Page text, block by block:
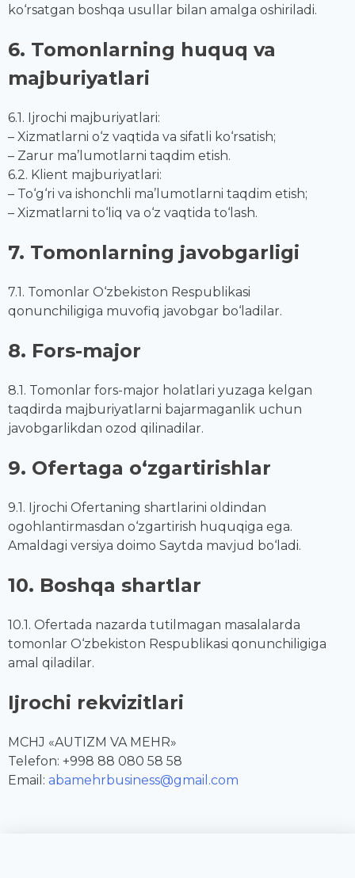
ko‘rsatgan boshqa usullar bilan amalga oshiriladi.
6. Tomonlarning huquq va
majburiyatlari
6.1. Ijrochi majburiyatlari:
– Xizmatlarni o‘z vaqtida va sifatli ko‘rsatish;
– Zarur ma’lumotlarni taqdim etish.
6.2. Klient majburiyatlari:
– To‘g‘ri va ishonchli ma’lumotlarni taqdim etish;
– Xizmatlarni to‘liq va o‘z vaqtida to‘lash.
7. Tomonlarning javobgarligi
7.1. Tomonlar O‘zbekiston Respublikasi
qonunchiligiga muvofiq javobgar bo‘ladilar.
8. Fors-major
8.1. Tomonlar fors-major holatlari yuzaga kelgan
taqdirda majburiyatlarni bajarmaganlik uchun
javobgarlikdan ozod qilinadilar.
9. Ofertaga o‘zgartirishlar
9.1. Ijrochi Ofertaning shartlarini oldindan
ogohlantirmasdan o‘zgartirish huquqiga ega.
Amaldagi versiya doimo Saytda mavjud bo‘ladi.
10. Boshqa shartlar
10.1. Ofertada nazarda tutilmagan masalalarda
tomonlar O‘zbekiston Respublikasi qonunchiligiga
amal qiladilar.
Ijrochi rekvizitlari
MCHJ «AUTIZM VA MEHR»
Telefon: +998 88 080 58 58
Email: abamehrbusiness@gmail.com